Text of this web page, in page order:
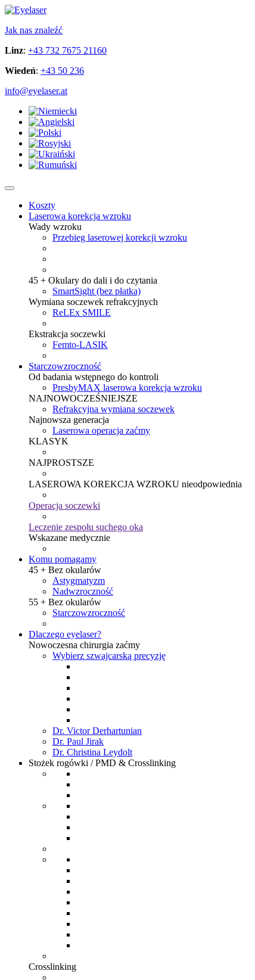
Jak nas znaleźć
Linz: +43 732 7675 21160
Wiedeń: +43 50 236
info@eyelaser.at
Koszty
Laserowa korekcja wzroku
Wady wzroku
Przebieg laserowej korekcji wzroku
45 + Okulary do dali i do czytania
SmartSight (bez płatka)
Wymiana soczewek refrakcyjnych
ReLEx SMILE
Ekstrakcja soczewki
Femto-LASIK
Starczowzroczność
Od badania wstępnego do kontroli
PresbyMAX laserowa korekcja wzroku
NAJNOWOCZEŚNIEJSZE
Refrakcyjna wymiana soczewek
Najnowsza generacja
Laserowa operacja zaćmy
KLASYK
NAJPROSTSZE
LASEROWA KOREKCJA WZROKU nieodpowiednia
Operacja soczewki
Leczenie zespołu suchego oka
Wskazane medycznie
Komu pomagamy
45 + Bez okularów
Astygmatyzm
Nadwzroczność
55 + Bez okularów
Starczowzroczność
Dlaczego eyelaser?
Nowoczesna chirurgia zaćmy
Wybierz szwajcarską precyzję
Dr. Victor Derhartunian
Dr. Paul Jirak
Dr. Christina Leydolt
Stożek rogówki / PMD & Crosslinking
Crosslinking